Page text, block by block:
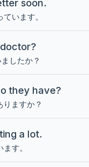
soon.
います。
したか？
they have?
ますか？
a lot.
す。